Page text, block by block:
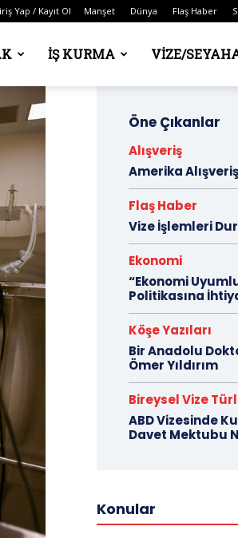
Yap / Kayıt Ol Manşet Dünya Flaş Haber
İŞ KURMA VIZE/
Öne Çıkanlar
Alışveriş
Amerika
Flaş Haber
Vize İşlemleri
Ekonomi
“Ekonomi
Politikasına
Köşe Yazıları
Bir Anadolu
Ömer Yıldırım
Bireysel Vize
ABD Vizesinde
Davet Mektubu
Konular